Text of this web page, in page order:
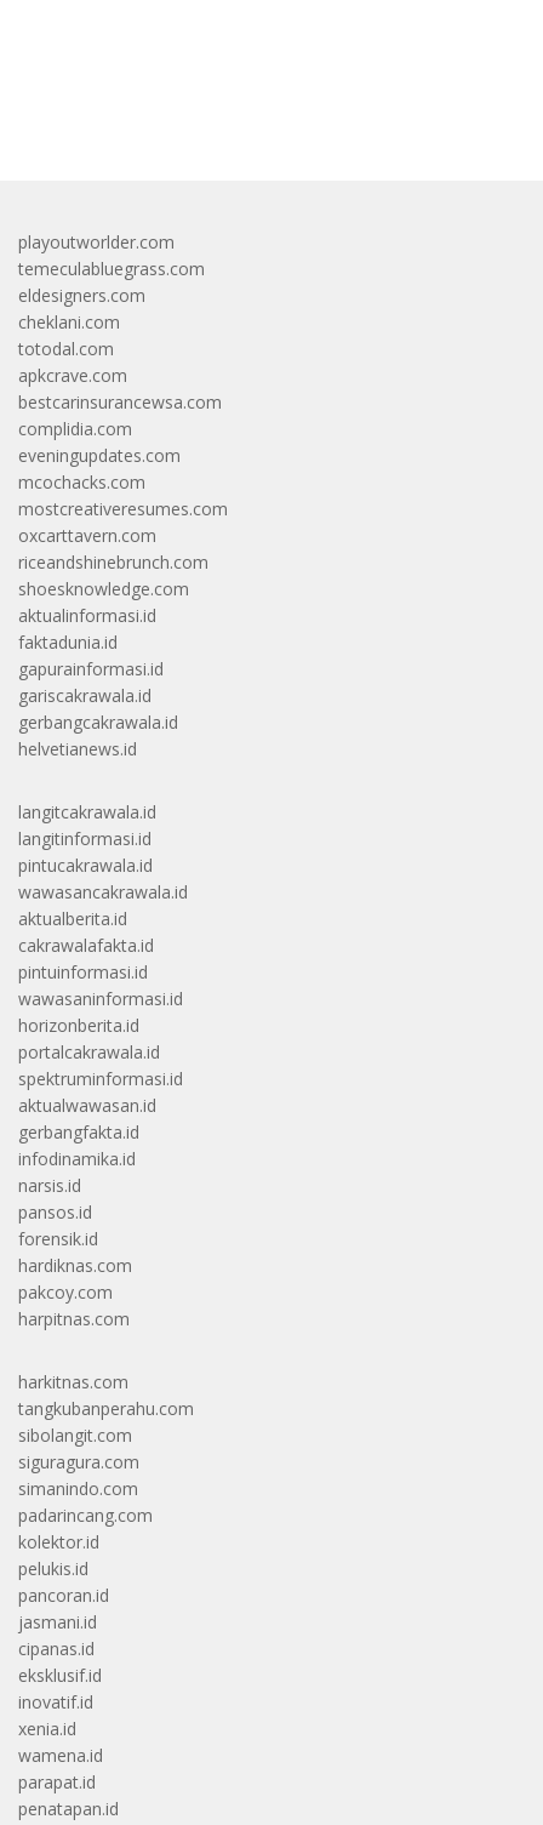
playoutworlder.com
temeculabluegrass.com
eldesigners.com
cheklani.com
totodal.com
apkcrave.com
bestcarinsurancewsa.com
complidia.com
eveningupdates.com
mcochacks.com
mostcreativeresumes.com
oxcarttavern.com
riceandshinebrunch.com
shoesknowledge.com
aktualinformasi.id
faktadunia.id
gapurainformasi.id
gariscakrawala.id
gerbangcakrawala.id
helvetianews.id
langitcakrawala.id
langitinformasi.id
pintucakrawala.id
wawasancakrawala.id
aktualberita.id
cakrawalafakta.id
pintuinformasi.id
wawasaninformasi.id
horizonberita.id
portalcakrawala.id
spektruminformasi.id
aktualwawasan.id
gerbangfakta.id
infodinamika.id
narsis.id
pansos.id
forensik.id
hardiknas.com
pakcoy.com
harpitnas.com
harkitnas.com
tangkubanperahu.com
sibolangit.com
siguragura.com
simanindo.com
padarincang.com
kolektor.id
pelukis.id
pancoran.id
jasmani.id
cipanas.id
eksklusif.id
inovatif.id
xenia.id
wamena.id
parapat.id
penatapan.id